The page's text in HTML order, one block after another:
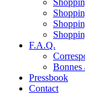
F.A.Q.
Bonnes
Pressbook
Contact